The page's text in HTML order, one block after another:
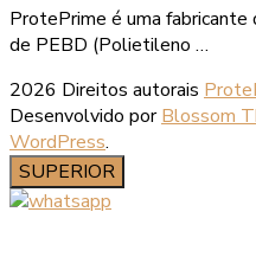
ProtePrime é uma
de PEBD (Polietileno …
2026 Direitos autorais
Desenvolvido porBlossom
WordPress.
SUPERIOR